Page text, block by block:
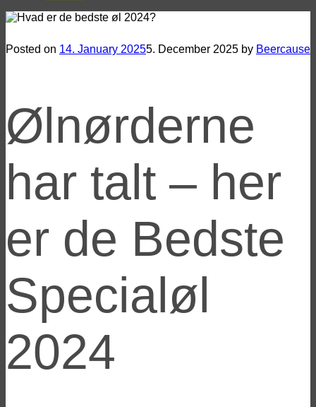
Posted on 14. January 20255. December 2025 by Beercause
Ølnørderne
har talt – her
er de Bedste
Specialøl
2024